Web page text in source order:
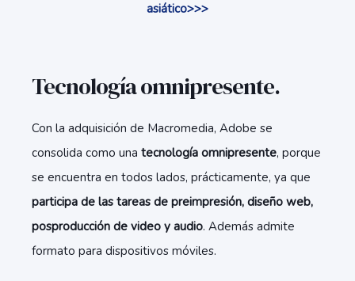
asiático>>>
Tecnología omnipresente.
Con la adquisición de Macromedia, Adobe se
consolida como una tecnología omnipresente, porque
se encuentra en todos lados, prácticamente, ya que
participa de las tareas de preimpresión, diseño web,
posproducción de video y audio. Además admite
formato para dispositivos móviles.